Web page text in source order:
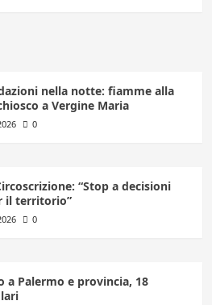
nella notte: fiamme alla
a Vergine Maria
0
“Stop a decisioni
il territorio”
0
a Palermo e provincia, 18